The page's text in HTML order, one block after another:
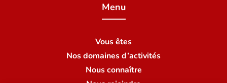
Menu
Vous êtes
Nos domaines d’activités
Nous connaître